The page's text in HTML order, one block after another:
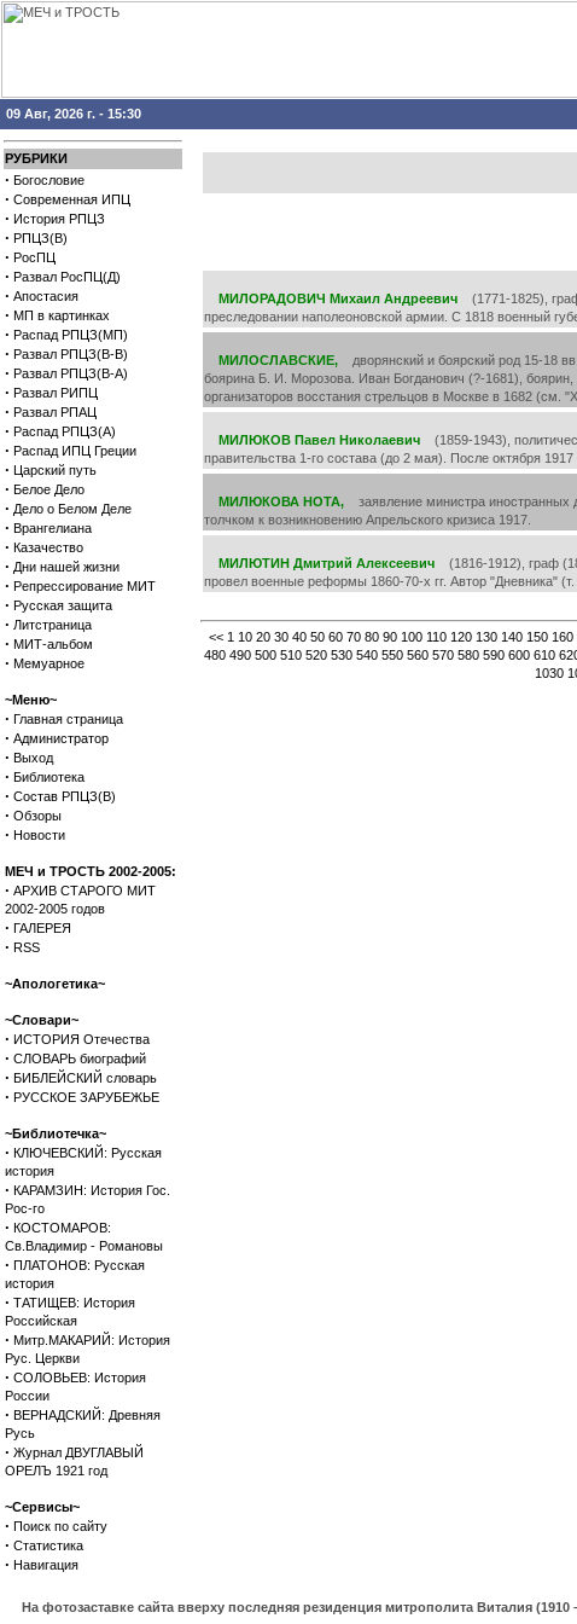
09 Авг, 2026 г. - 15:30
РУБРИКИ
· Богословие
· Современная ИПЦ
· История РПЦЗ
· РПЦЗ(В)
· РосПЦ
· Развал РосПЦ(Д)
· Апостасия
· МП в картинках
· Распад РПЦЗ(МП)
· Развал РПЦЗ(В-В)
· Развал РПЦЗ(В-А)
· Развал РИПЦ
· Развал РПАЦ
· Распад РПЦЗ(А)
· Распад ИПЦ Греции
· Царский путь
· Белое Дело
· Дело о Белом Деле
· Врангелиана
· Казачество
· Дни нашей жизни
· Репрессирование МИТ
· Русская защита
· Литстраница
· МИТ-альбом
· Мемуарное
~Меню~
· Главная страница
· Администратор
· Выход
· Библиотека
· Состав РПЦЗ(В)
· Обзоры
· Новости
МЕЧ и ТРОСТЬ 2002-2005:
· АРХИВ СТАРОГО МИТ
2002-2005 годов
· ГАЛЕРЕЯ
· RSS
~Апологетика~
~Словари~
· ИСТОРИЯ Отечества
· СЛОВАРЬ биографий
· БИБЛЕЙСКИЙ словарь
· РУССКОЕ ЗАРУБЕЖЬЕ
~Библиотечка~
· КЛЮЧЕВСКИЙ: Русская
история
· КАРАМЗИН: История Гос.
Рос-го
· КОСТОМАРОВ:
Св.Владимир - Романовы
· ПЛАТОНОВ: Русская
история
· ТАТИЩЕВ: История
Российская
· Митр.МАКАРИЙ: История
Рус. Церкви
· СОЛОВЬЕВ: История
России
· ВЕРНАДСКИЙ: Древняя
Русь
· Журнал ДВУГЛАВЫЙ
ОРЕЛЪ 1921 год
~Сервисы~
· Поиск по сайту
· Статистика
· Навигация
МИЛОРАДОВИЧ Михаил Андреевич (1771-1825),
преследовании наполеоновской армии. С 1818 военный
МИЛОСЛАВСКИЕ, дворянский и боярский род 15-18
боярина Б. И. Морозова. Иван Богданович (?-1681),
организаторов восстания стрельцов в Москве в 1682 (см.
МИЛЮКОВ Павел Николаевич (1859-1943),
правительства 1-го состава (до 2 мая). После октября
МИЛЮКОВА НОТА, заявление министра иностранных
толчком к возникновению Апрельского кризиса 1917.
МИЛЮТИН Дмитрий Алексеевич (1816-1912), граф
провел военные реформы 1860-70-х гг. Автор "Дневника"
<< 1 10 20 30 40 50 60 70 80 90 100 110 120 130 140 150 160
480 490 500 510 520 530 540 550 560 570 580 590 600 610
1030
На фотозаставке сайта вверху последняя резиденция митрополита Виталия